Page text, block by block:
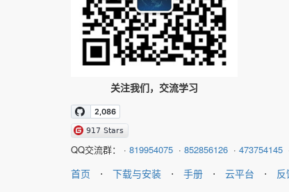
关注我们，交流学习
QQ交流群： · 819954075 · 852856126 · 473754145
首页 ⋅ 下载与安装 ⋅ 手册 ⋅ 云平台 ⋅ 反